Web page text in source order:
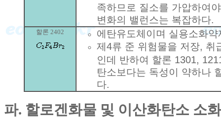
족하므로 질소를 가압하여
변화의 밸런스는 복잡하다.
할론 2402
에탄유도체이며 실용소화
제4류 준 위험물을 저장, 취
인데 반하여 할론 1301,
탄소보다는 독성이 약하나
다.
파. 할로겐화물 및 이산화탄소 소